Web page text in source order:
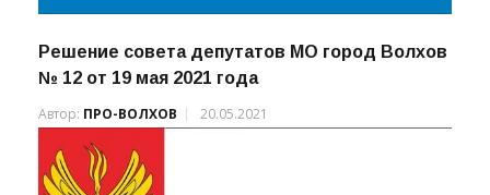
Решение совета депутатов МО город Волхов
№ 12 от 19 мая 2021 года
Автор: ПРО-ВОЛХОВ 20.05.2021